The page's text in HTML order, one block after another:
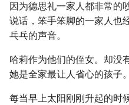
因为德思礼一家人都非常的
说话，笨手笨脚的一家人也
乓乓的声音。
哈莉作为他们的侄女。却没
她是全家最让人省心的孩子。
每当早上太阳刚刚升起的时